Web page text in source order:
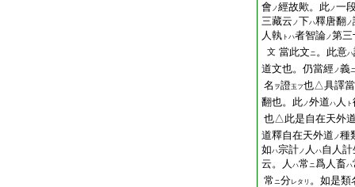
會ノ經故歟。此ノ一
三藏云 ノ下ハ釋唐翻ノ
人執 トハ者智論ノ第三
文 當此文ニ。此意ハ
道文也。仍當經ノ義
名 ヲ證玉フ也△具譯當
翻也。此ノ外道ハ 人 ト
也△此是自在天外
道釋自在天外道 ノ種
如ハ宗計ノ 人 ハ自人計
云。人 ハ常ニ爲人畜ハ
常ニ分レタリ 。如是類